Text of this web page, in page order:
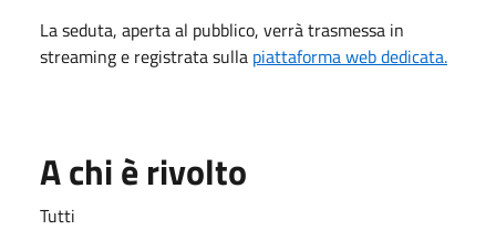
La seduta, aperta al pubblico, verrà trasmessa in
streaming e registrata sulla piattaforma web dedicata.
A chi è rivolto
Tutti